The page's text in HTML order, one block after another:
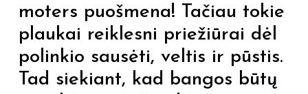
moters puošmena! Tačiau tokie
plaukai reiklesni priežiūrai dėl
polinkio sausėti, veltis ir pūstis.
Tad siekiant, kad bangos būtų